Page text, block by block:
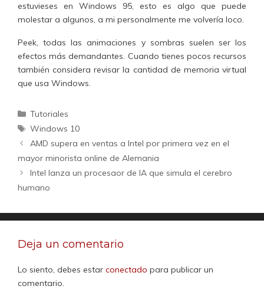
estuvieses en Windows 95, esto es algo que puede
molestar a algunos, a mi personalmente me volvería loco.
Peek, todas las animaciones y sombras suelen ser los
efectos más demandantes. Cuando tienes pocos recursos
también considera revisar la cantidad de memoria virtual
que usa Windows.
Categorías
Tutoriales
Etiquetas
Windows 10
AMD supera en ventas a Intel por primera vez en el
mayor minorista online de Alemania
Intel lanza un procesaor de IA que simula el cerebro
humano
Deja un comentario
Lo siento, debes estar conectado para publicar un
comentario.